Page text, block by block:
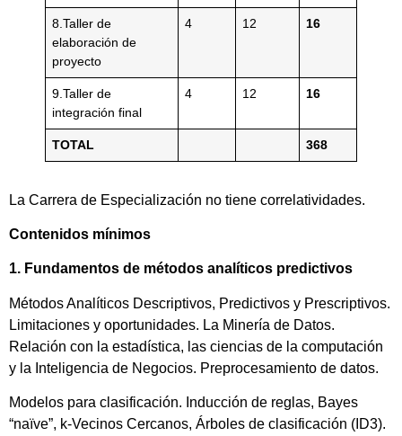
8.Taller de
elaboración de
proyecto
4 12 16
9.Taller de
integración final
4 12 16
TOTAL 368
La Carrera de Especialización no tiene correlatividades.
Contenidos mínimos
1. Fundamentos de métodos analíticos predictivos
Métodos Analíticos Descriptivos, Predictivos y Prescriptivos.
Limitaciones y oportunidades. La Minería de Datos.
Relación con la estadística, las ciencias de la computación
y la Inteligencia de Negocios. Preprocesamiento de datos.
Modelos para clasificación. Inducción de reglas, Bayes
“naïve”, k-Vecinos Cercanos, Árboles de clasificación (ID3).